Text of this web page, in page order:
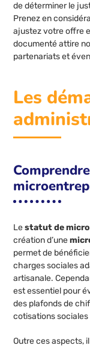
de déterminer le
Prenez en
ajustez votre offre
documenté attire
partenariats et
Les
Lestatut de
création d’une
permet de
charges sociales
artisanale.
est essentiel pour
des plafonds de
cotisations
Outre ces aspects,